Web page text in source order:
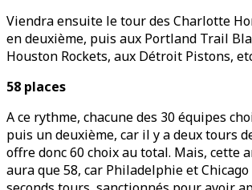
Viendra ensuite le tour des Charlotte
en deuxième, puis aux Portland Trail
Houston Rockets, aux Détroit Pistons,
58 places
A ce rythme, chacune des 30 équipes
puis un deuxième, car il y a deux tours
offre donc 60 choix au total. Mais, cette
aura que 58, car Philadelphie et